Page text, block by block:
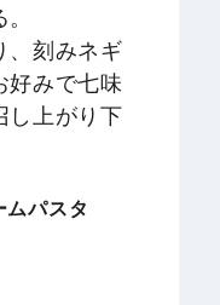
、刻みネギ
好みで七味
し上がり下
パスタ